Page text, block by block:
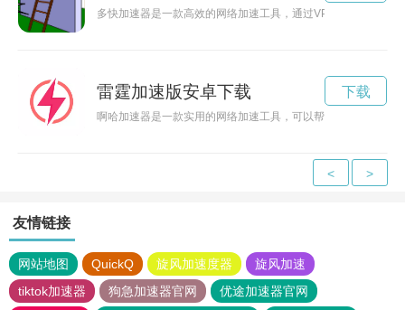
多快加速器是一款高效的网络加速工具，通过VPN技术帮助用
雷霆加速版安卓下载
啊哈加速器是一款实用的网络加速工具，可以帮助用户更快速
下载
< >
友情链接
网站地图 QuickQ 旋风加速度器
旋风加速
tiktok加速器
狗急加速器官网
优途加速器官网